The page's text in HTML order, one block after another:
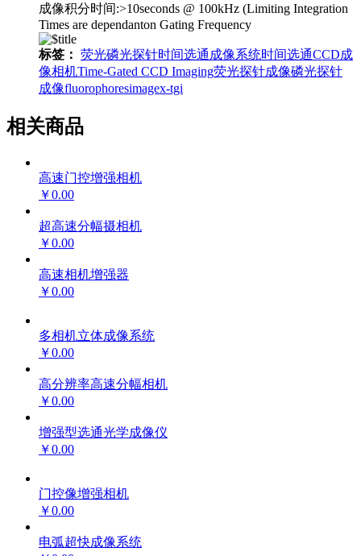
成像积分时间:>10seconds @ 100kHz (Limiting Integration
Times are dependanton Gating Frequency
标签： 荧光磷光探针时间选通成像系统时间选通CCD成
像相机Time-Gated CCD Imaging荧光探针成像磷光探针
成像fluorophoresimagex-tgi
相关商品
高速门控增强相机
￥0.00
超高速分幅摄相机
￥0.00
高速相机增强器
￥0.00
多相机立体成像系统
￥0.00
高分辨率高速分幅相机
￥0.00
增强型选通光学成像仪
￥0.00
门控像增强相机
￥0.00
电弧超快成像系统